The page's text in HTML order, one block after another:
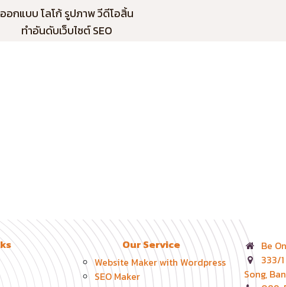
ออกแบบ โลโก้ รูปภาพ วีดีโอสิ้น
ทำอันดับเว็บไซต์ SEO
Our Service
Website Maker with Wordpress
SEO Maker
Be
333/
Song,